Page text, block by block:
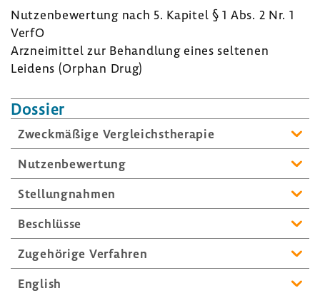
Nutzen­be­wer­tung nach 5. Kapitel § 1 Abs. 2 Nr. 1
VerfO
Arznei­mittel zur Behand­lung eines seltenen
Leidens (Orphan Drug)
Dossier
Zweck­mä­ßige Vergleichs­the­rapie
Nutzen­be­wer­tung
Stel­lung­nahmen
Beschlüsse
Zuge­hö­rige Verfahren
English